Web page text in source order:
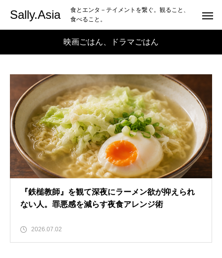
Sally.Asia
食とエンタ－テイメントを繋ぐ。観ること、
食べること。
映画ごはん、ドラマごはん
『鉄槌教師』を観て深夜にラーメン欲が抑えられ
ない人。罪悪感を減らす夜食アレンジ術
2026.07.02